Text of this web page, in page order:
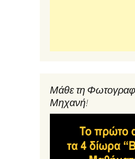
Μάθε τη
Μηχανή!